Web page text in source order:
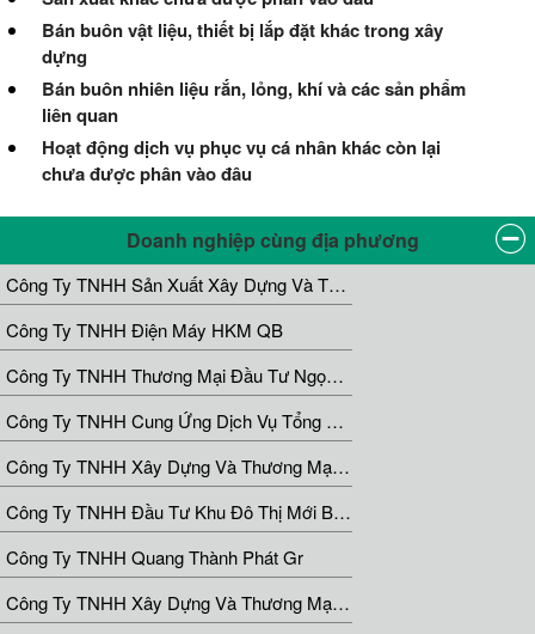
Bán buôn vật liệu, thiết bị lắp đặt khác trong xây
dựng
Bán buôn nhiên liệu rắn, lỏng, khí và các sản phẩm
liên quan
Hoạt động dịch vụ phục vụ cá nhân khác còn lại
chưa được phân vào đâu
Doanh nghiệp cùng địa phương
Công Ty TNHH Sản Xuất Xây Dựng Và Thương Mại Quốc Cường
Công Ty TNHH Điện Máy HKM QB
Công Ty TNHH Thương Mại Đầu Tư Ngọc Anh
Công Ty TNHH Cung Ứng Dịch Vụ Tổng Hợp Hoàng Phát - Chi Nhánh Tại Quảng Trị
Công Ty TNHH Xây Dựng Và Thương Mại Duy Bình
Công Ty TNHH Đầu Tư Khu Đô Thị Mới Bắc Thành Phố
Công Ty TNHH Quang Thành Phát Gr
Công Ty TNHH Xây Dựng Và Thương Mại Kết Đoàn